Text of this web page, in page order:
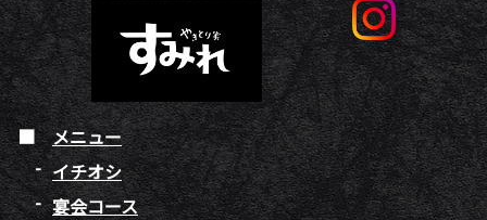
メニュー
イチオシ
宴会コース